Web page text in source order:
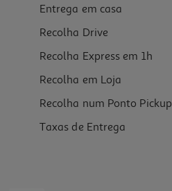
Entrega em casa
Recolha Drive
Recolha Express em 1h
Recolha em Loja
Recolha num Ponto Pickup
Taxas de Entrega